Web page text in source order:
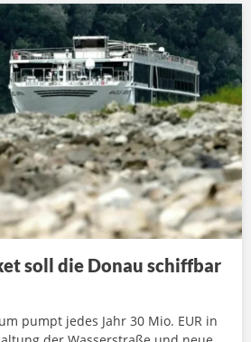
soll die Donau schiffbar
pumpt jedes Jahr 30 Mio. EUR in